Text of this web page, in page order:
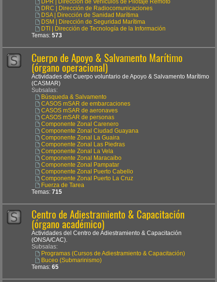
DPR | Dirección de Vehículos de Pilotaje Remoto
DRC | Dirección de Radiocomunicaciones
DSA | Dirección de Sanidad Marítima
DSM | Dirección de Seguridad Marítima
DTI | Dirección de Tecnología de la Información
Temas: 573
Cuerpo de Apoyo & Salvamento Marítimo
(órgano operacional)
Actividades del Cuerpo voluntario de Apoyo & Salvamento Marítimo
(CASMAR)
Subsalas:
Búsqueda & Salvamento
CASOS mSAR de embarcaciones
CASOS mSAR de aeronaves
CASOS mSAR de personas
Componente Zonal Carenero
Componente Zonal Ciudad Guayana
Componente Zonal La Guaira
Componente Zonal Las Piedras
Componente Zonal La Vela
Componente Zonal Maracaibo
Componente Zonal Pampatar
Componente Zonal Puerto Cabello
Componente Zonal Puerto La Cruz
Fuerza de Tarea
Temas: 715
Centro de Adiestramiento & Capacitación
(órgano académico)
Actividades del Centro de Adiestramiento & Capacitación
(ONSA/CAC).
Subsalas:
Programas (Cursos de Adiestramiento & Capacitación)
Buceo (Submarinismo)
Temas: 65